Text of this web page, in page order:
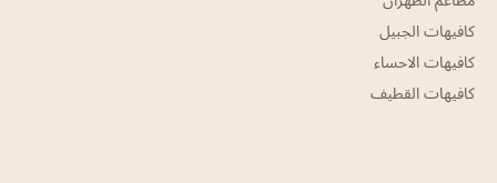
كافيهات الجبيل
كافيهات الاحساء
كافيهات القطيف